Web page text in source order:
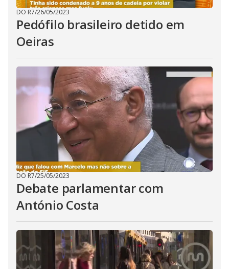
DO R7/26/05/2023
Pedófilo brasileiro detido em
Oeiras
DO R7/25/05/2023
Debate parlamentar com
António Costa